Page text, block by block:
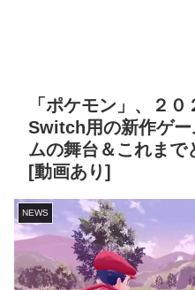
「ポケモン」、２
Switch用の新作ゲ
ムの舞台＆これまで
[動画あり]
NEWS